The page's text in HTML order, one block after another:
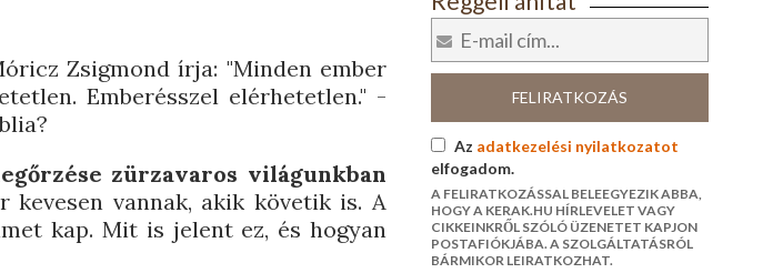
Zsigmond írja: "Minden ember
Emberésszel elérhetetlen." -
zürzavaros világunkban
kevesen vannak, akik követik is. A
kap. Mit is jelent ez, és hogyan
FELIRATKOZÁS
Az adatkezelési nyilatkozatot
elfogadom.
A FELIRATKOZÁSSAL BELEEGYEZIK ABBA,
HOGY A KERAK.HU HÍRLEVELET VAGY
CIKKEINKRŐL SZÓLÓ ÜZENETET KAPJON
POSTAFIÓKJÁBA. A SZOLGÁLTATÁSRÓL
BÁRMIKOR LEIRATKOZHAT.